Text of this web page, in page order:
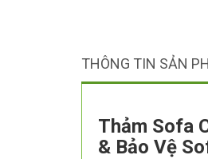
THÔNG TIN SẢN
Thảm Sofa
& Bảo Vệ